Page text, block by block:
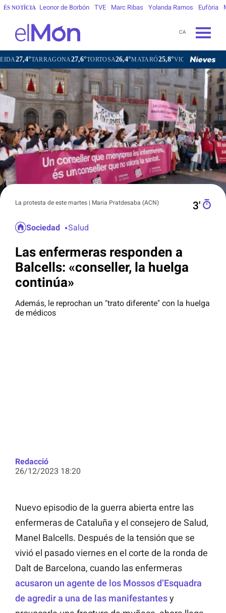
ÉS NOTÍCIA Leonor de Borbón TVE Marc Ribas Yolanda Ramos Eufòria
CA
TARRAGONA27,6°TORTOSA26,4°MATARÓ25,8°VIC22,0°VILAFRANCA
La protesta de este martes | Maria Pratdesaba (ACN) 3′
Sociedad Salud
Las enfermeras responden a
Balcells: «conseller, la huelga
continúa»
Además, le reprochan un "trato diferente" con la huelga
de médicos
Redacció
26/12/2023 18:20
Nuevo episodio de la guerra abierta entre las
enfermeras de Cataluña y el consejero de Salud,
Manel Balcells. Después de la tensión que se
vivió el pasado viernes en el corte de la ronda de
Dalt de Barcelona, cuando las enfermeras
acusaron un agente de los Mossos d’Esquadra
de agredir a una de las manifestantesy